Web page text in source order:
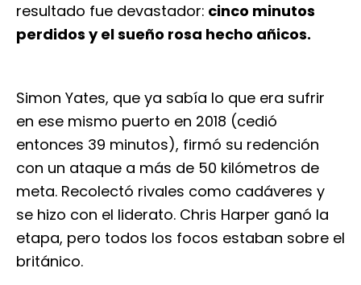
resultado fue devastador: cinco minutos
perdidos y el sueño rosa hecho añicos.
Simon Yates, que ya sabía lo que era sufrir
en ese mismo puerto en 2018 (cedió
entonces 39 minutos), firmó su redención
con un ataque a más de 50 kilómetros de
meta. Recolectó rivales como cadáveres y
se hizo con el liderato. Chris Harper ganó la
etapa, pero todos los focos estaban sobre el
británico.